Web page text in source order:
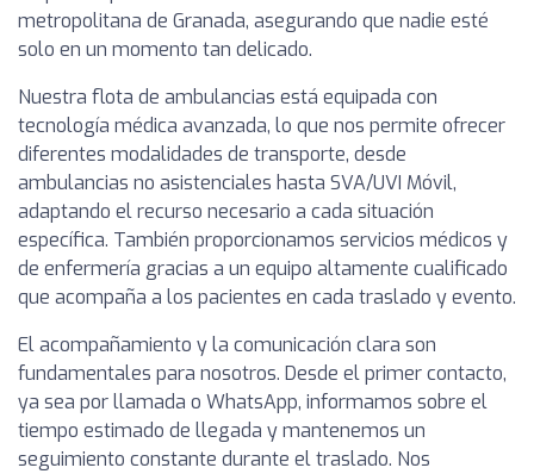
metropolitana de Granada, asegurando que nadie esté
solo en un momento tan delicado.
Nuestra flota de ambulancias está equipada con
tecnología médica avanzada, lo que nos permite ofrecer
diferentes modalidades de transporte, desde
ambulancias no asistenciales hasta SVA/UVI Móvil,
adaptando el recurso necesario a cada situación
específica. También proporcionamos servicios médicos y
de enfermería gracias a un equipo altamente cualificado
que acompaña a los pacientes en cada traslado y evento.
El acompañamiento y la comunicación clara son
fundamentales para nosotros. Desde el primer contacto,
ya sea por llamada o WhatsApp, informamos sobre el
tiempo estimado de llegada y mantenemos un
seguimiento constante durante el traslado. Nos